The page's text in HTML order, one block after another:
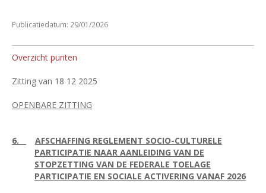
Publicatiedatum: 29/01/2026
Overzicht punten
Zitting van 18 12 2025
OPENBARE ZITTING
6.
AFSCHAFFING REGLEMENT SOCIO-CULTURELE
PARTICIPATIE NAAR AANLEIDING VAN DE
STOPZETTING VAN DE FEDERALE TOELAGE
PARTICIPATIE EN SOCIALE ACTIVERING VANAF 2026